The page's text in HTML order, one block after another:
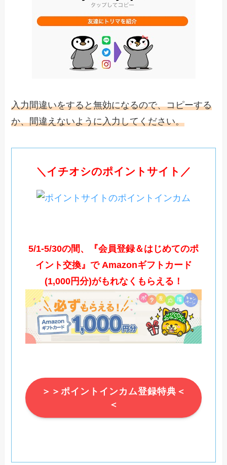
入力間違いをすると無効になるので、コピーする
か、間違えないように入力してください。
＼イチオシのポイントサイト／
5/1-5/30の間、『会員登録＆はじめてのポ
イント交換』で Amazonギフトカード
(1,000円分)がもれなくもらえる！
＞＞ポイントインカム登録特典＜
＜